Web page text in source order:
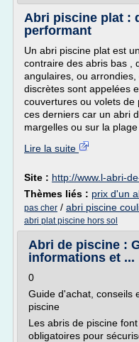
Abri piscine plat :
performant
Un abri piscine plat est
contraire des abris bas ,
angulaires, ou
discrètes sont appelées
couvertures ou volets de
ces derniers car un abri
margelles ou sur la plage
Lire la suite
Site : http://www.l-abri-
Thèmes liés : prix d'un
pas cher / abri piscine
abri plat piscine hors sol
Abri de piscine :
informations et ...
0
Guide d'achat, conseils
piscine
Les abris de piscine
obligatoires pour